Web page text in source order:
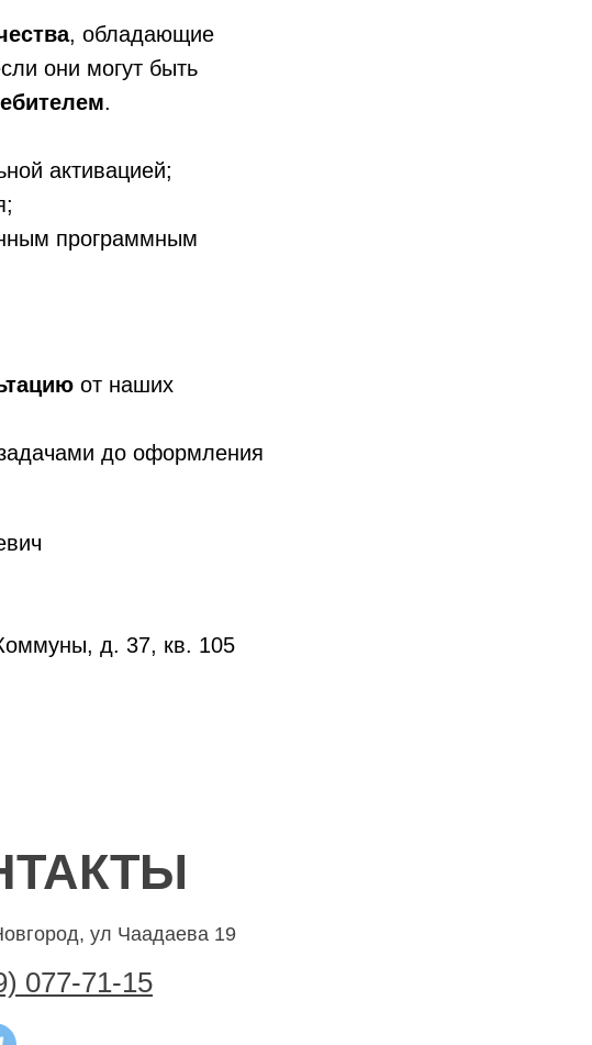
, обладающие
они могут быть
.
активацией;
программным
от наших
до оформления
д. 37, кв. 105
ул Чаадаева 19
077-71-15